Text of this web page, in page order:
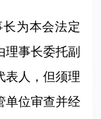
为本会法定
事长委托副
表人，但须理
单位审查并经